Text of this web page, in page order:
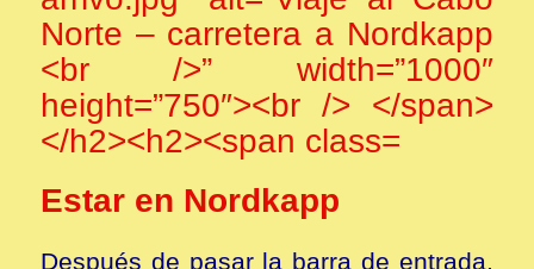
Estar en Nordkapp
Después de pasar la barra de entrada,